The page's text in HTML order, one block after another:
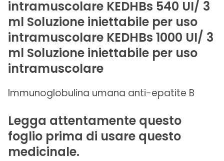
intramuscolare KEDHBs 540 UI/ 3
ml Soluzione iniettabile per uso
intramuscolare KEDHBs 1000 UI/ 3
ml Soluzione iniettabile per uso
intramuscolare
Immunoglobulina umana anti-epatite B
Legga attentamente questo
foglio prima di usare questo
medicinale.